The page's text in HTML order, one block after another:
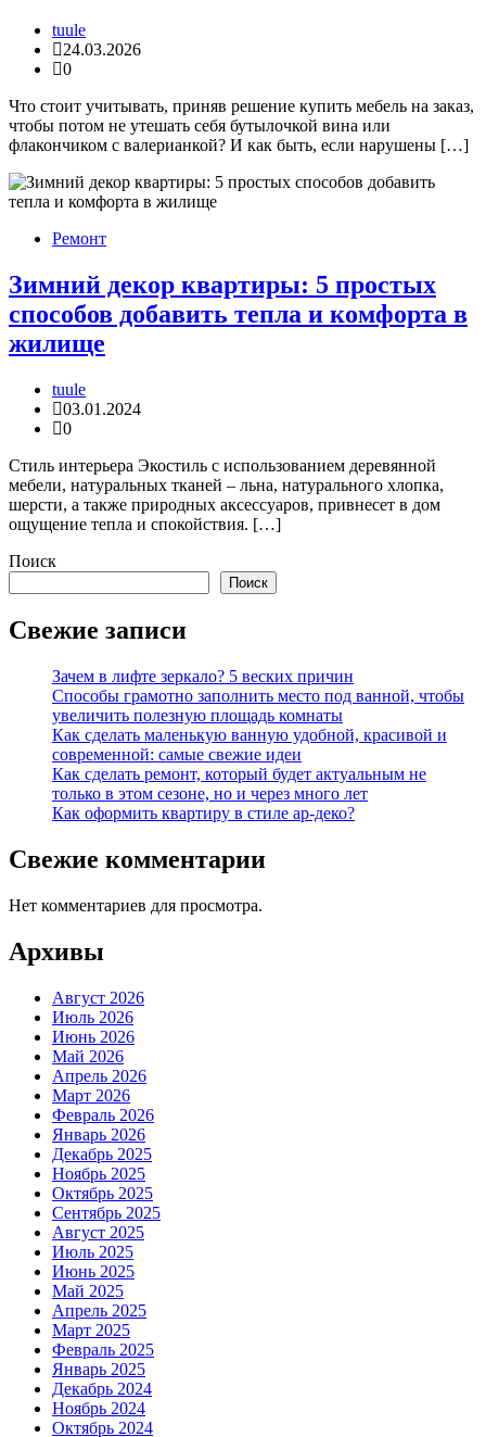
tuule
24.03.2026
0
Что стоит учитывать, приняв решение купить мебель на заказ,
чтобы потом не утешать себя бутылочкой вина или
флакончиком с валерианкой? И как быть, если нарушены […]
Ремонт
Зимний декор квартиры: 5 простых
способов добавить тепла и комфорта в
жилище
tuule
03.01.2024
0
Стиль интерьера Экостиль с использованием деревянной
мебели, натуральных тканей – льна, натурального хлопка,
шерсти, а также природных аксессуаров, привнесет в дом
ощущение тепла и спокойствия. […]
Поиск
Поиск
Свежие записи
Зачем в лифте зеркало? 5 веских причин
Способы грамотно заполнить место под ванной, чтобы
увеличить полезную площадь комнаты
Как сделать маленькую ванную удобной, красивой и
современной: самые свежие идеи
Как сделать ремонт, который будет актуальным не
только в этом сезоне, но и через много лет
Как оформить квартиру в стиле ар-деко?
Свежие комментарии
Нет комментариев для просмотра.
Архивы
Август 2026
Июль 2026
Июнь 2026
Май 2026
Апрель 2026
Март 2026
Февраль 2026
Январь 2026
Декабрь 2025
Ноябрь 2025
Октябрь 2025
Сентябрь 2025
Август 2025
Июль 2025
Июнь 2025
Май 2025
Апрель 2025
Март 2025
Февраль 2025
Январь 2025
Декабрь 2024
Ноябрь 2024
Октябрь 2024